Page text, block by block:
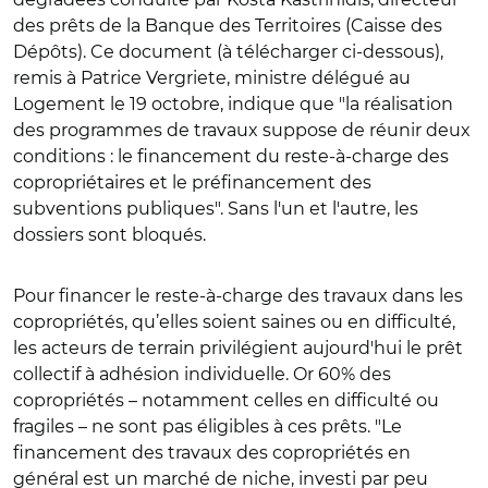
des prêts de la Banque des Territoires (Caisse des
Dépôts). Ce document (à télécharger ci-dessous),
remis à Patrice Vergriete, ministre délégué au
Logement le 19 octobre, indique que "la réalisation
des programmes de travaux suppose de réunir deux
conditions : le financement du reste-à-charge des
copropriétaires et le préfinancement des
subventions publiques". Sans l'un et l'autre, les
dossiers sont bloqués.
Pour financer le reste-à-charge des travaux dans les
copropriétés, qu’elles soient saines ou en difficulté,
les acteurs de terrain privilégient aujourd'hui le prêt
collectif à adhésion individuelle. Or 60% des
copropriétés – notamment celles en difficulté ou
fragiles – ne sont pas éligibles à ces prêts. "Le
financement des travaux des copropriétés en
général est un marché de niche, investi par peu